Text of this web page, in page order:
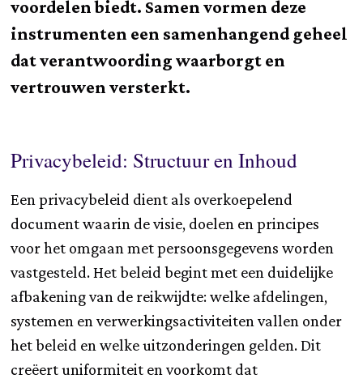
voordelen biedt. Samen vormen deze
instrumenten een samenhangend geheel
dat verantwoording waarborgt en
vertrouwen versterkt.
Privacybeleid: Structuur en Inhoud
Een privacybeleid dient als overkoepelend
document waarin de visie, doelen en principes
voor het omgaan met persoonsgegevens worden
vastgesteld. Het beleid begint met een duidelijke
afbakening van de reikwijdte: welke afdelingen,
systemen en verwerkingsactiviteiten vallen onder
het beleid en welke uitzonderingen gelden. Dit
creëert uniformiteit en voorkomt dat